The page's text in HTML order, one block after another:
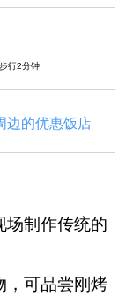
行2分钟
边的优惠饭店
场制作传统的
，可品尝刚烤